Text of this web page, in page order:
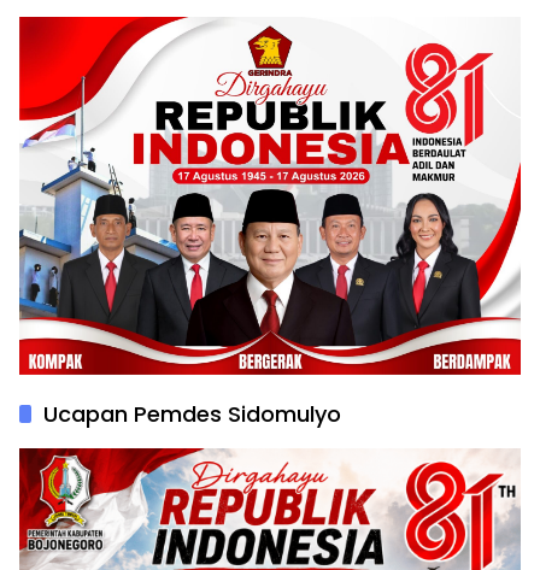
Ucapan Pemdes Sidomulyo